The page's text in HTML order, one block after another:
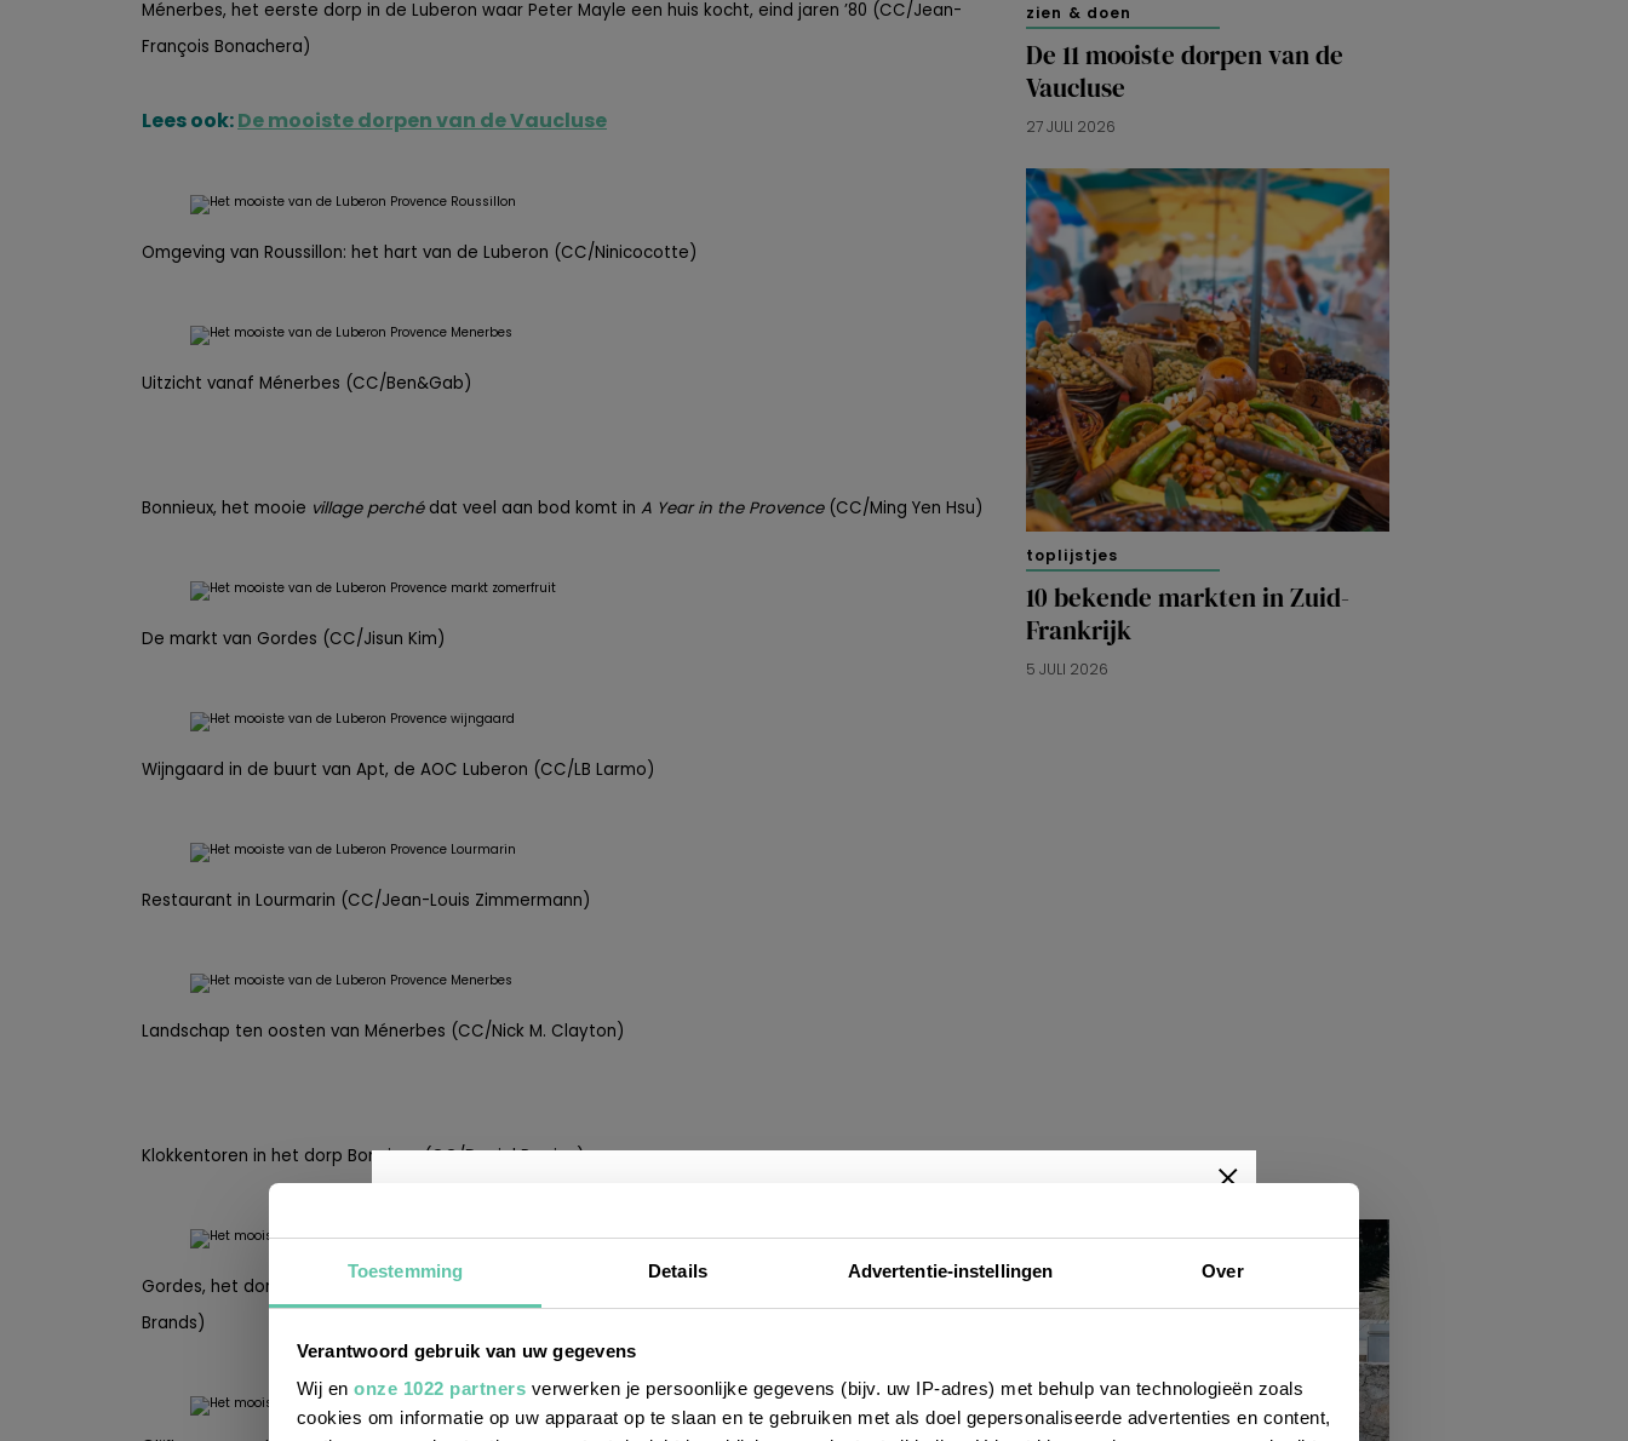
Toestemming Details Advertentie-instellingen Over
Verantwoord gebruik van uw gegevens
Wij en onze 1022 partners verwerken je persoonlijke gegevens (bijv. uw IP-adres) met behulp van technologieën zoals
cookies om informatie op uw apparaat op te slaan en te gebruiken met als doel gepersonaliseerde advertenties en content,
Ménerbes, het eerste dorp in de Luberon waar Peter Mayle een huis kocht, eind jaren ’80 (CC/Jean-
François Bonachera)
Lees ook:De mooiste dorpen van de Vaucluse
Omgeving van Roussillon: het hart van de Luberon (CC/Ninicocotte)
Uitzicht vanaf Ménerbes (CC/Ben&Gab)
Bonnieux, het mooie village perchédat veel aan bod komt in A Year in the Provence(CC/Ming Yen Hsu)
De markt van Gordes (CC/Jisun Kim)
Wijngaard in de buurt van Apt, de AOC Luberon (CC/LB Larmo)
Restaurant in Lourmarin (CC/Jean-Louis Zimmermann)
Landschap ten oosten van Ménerbes (CC/Nick M. Clayton)
Klokkentoren in het dorp Bonnieux (CC/Daniel Perries)
Gordes, het dorp waar
Le Mas Tourteron was: een van de favoriete restaurants van Mayle (CC/Robert
Brands)
zien & doen
De 11 mooiste dorpen van de
Vaucluse
27 JULI 2026
toplijstjes
10 bekende markten in Zuid-
Frankrijk
5 JULI 2026
Nieuwsbrief
leuke adressen en inspirerende tips voor Frankrijk? Meld je dan
aan voor onze 2-wekelijkse nieuwsbrief. Zo gedaan!